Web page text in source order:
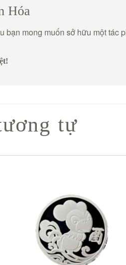
Hóa
mong muốn sở hữu một tác
tự